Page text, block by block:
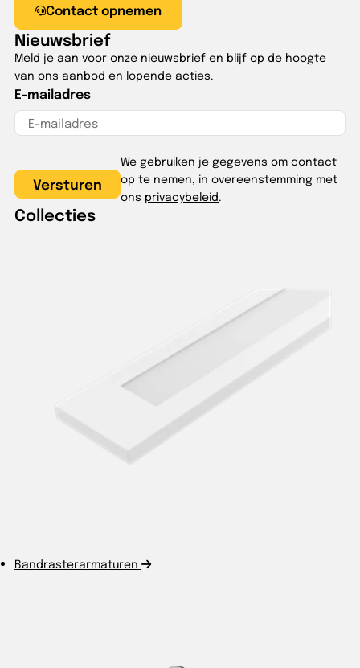
Contact opnemen
Nieuwsbrief
Meld je aan voor onze nieuwsbrief en blijf op de hoogte
van ons aanbod en lopende acties.
E-mailadres
We gebruiken je gegevens om contact
op te nemen, in overeenstemming met
ons privacybeleid.
Collecties
Bandrasterarmaturen